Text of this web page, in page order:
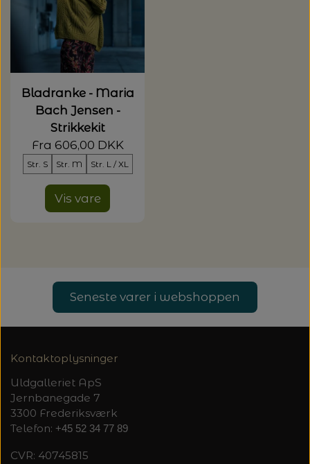
Bladranke - Maria
Bach Jensen -
Strikkekit
Fra 606,00 DKK
Str. S Str. M Str. L / XL
Vis vare
Seneste varer i webshoppen
Kontaktoplysninger
Uldgalleriet ApS
Jernbanegade 7
3300 Frederiksværk
Telefon: +45 52 34 77 89
CVR: 40745815